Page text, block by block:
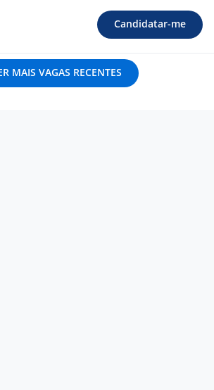
Candidatar-me
MAIS VAGAS RECENTES